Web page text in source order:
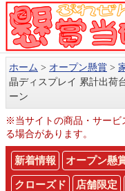
ホーム オープン懸賞
晶ディスプレイ 累計出荷
ーン
※当サイトの商品・サービ
る場合があります。
新着情報 オープン懸
クローズド 店舗限定